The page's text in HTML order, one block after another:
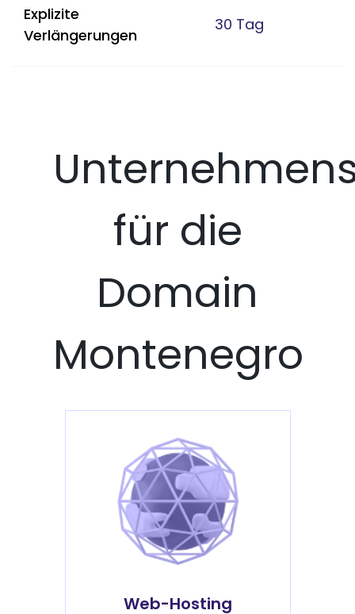
Explizite
Verlängerungen
30 Tag
für die
Domain
Montenegro
Web-Hosting